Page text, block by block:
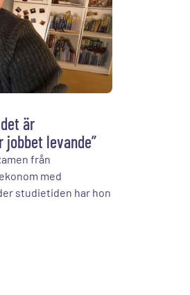
är
levande”
från
med
studietiden har hon